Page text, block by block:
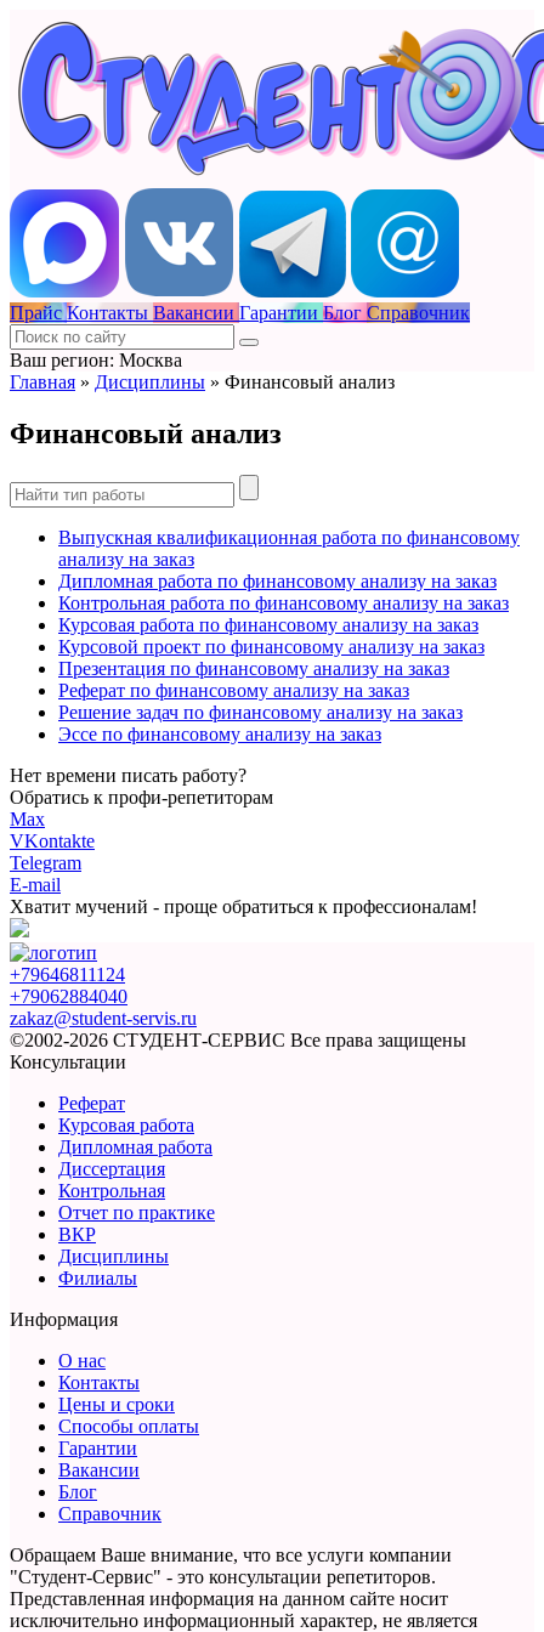
Прайс Контакты Вакансии Гарантии Блог Справочник
Ваш регион: Москва
Главная » Дисциплины » Финансовый анализ
Финансовый анализ
Выпускная квалификационная работа по финансовому
анализу на заказ
Дипломная работа по финансовому анализу на заказ
Контрольная работа по финансовому анализу на заказ
Курсовая работа по финансовому анализу на заказ
Курсовой проект по финансовому анализу на заказ
Презентация по финансовому анализу на заказ
Реферат по финансовому анализу на заказ
Решение задач по финансовому анализу на заказ
Эссе по финансовому анализу на заказ
Нет времени писать работу?
Обратись к профи-репетиторам
Max
VKontakte
Telegram
E-mail
Хватит мучений - проще обратиться к профессионалам!
+79646811124
+79062884040
zakaz@student-servis.ru
©2002-2026 СТУДЕНТ-СЕРВИС Все права защищены
Консультации
Реферат
Курсовая работа
Дипломная работа
Диссертация
Контрольная
Отчет по практике
ВКР
Дисциплины
Филиалы
Информация
О нас
Контакты
Цены и сроки
Способы оплаты
Гарантии
Вакансии
Блог
Справочник
Обращаем Ваше внимание, что все услуги компании
"Студент-Сервис" - это консультации репетиторов.
Представленная информация на данном сайте носит
исключительно информационный характер, не является